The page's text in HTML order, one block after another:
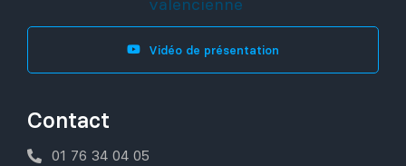
Vidéo de présentation
Contact
01 76 34 04 05